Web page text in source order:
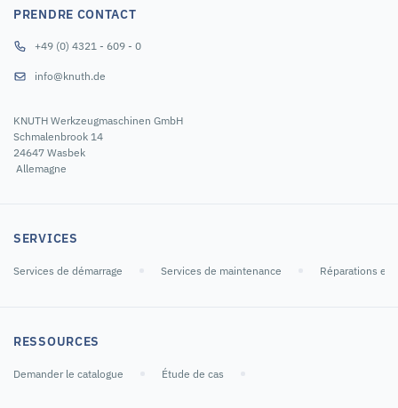
PRENDRE CONTACT
+49 (0) 4321 - 609 - 0
info@knuth.de
KNUTH Werkzeugmaschinen GmbH
Schmalenbrook 14
24647 Wasbek
Allemagne
SERVICES
Services de démarrage Services de maintenance Réparations et
RESSOURCES
Demander le catalogue Étude de cas